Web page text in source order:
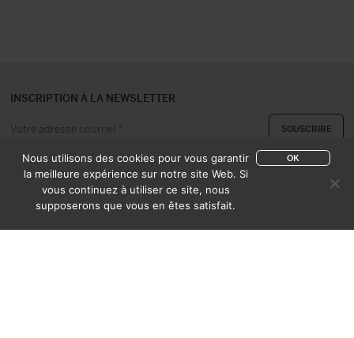
INSCRIPTION À LA NEWSLETTER
Nous utilisons des cookies pour vous garantir
la meilleure expérience sur notre site Web. Si
vous continuez à utiliser ce site, nous
supposerons que vous en êtes satisfait.
OK